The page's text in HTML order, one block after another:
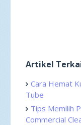
Artikel
Cara Hemat
Tube
Tips Memilih
Commercial